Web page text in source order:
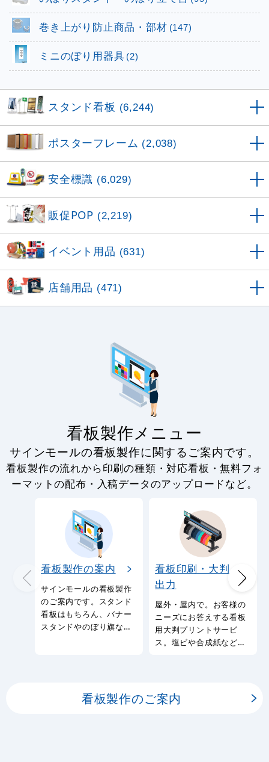
巻き上がり防止商品・部材 (147)
ミニのぼり用器具 (2)
スタンド看板 (6,244)
ポスターフレーム (2,038)
安全標識 (6,029)
販促POP (2,219)
イベント用品 (631)
店舗用品 (471)
看板製作メニュー
サインモールの看板製作に関するご案内です。
看板製作の流れから印刷の種類・対応看板・無料フォ
ーマットの配布・入稿データのアップロードなど。
看板製作の案内
サインモールの看板製作
のご案内です。スタンド
看板はもちろん、バナー
スタンドやのぼり旗など
看板印刷・大判
出力
屋外・屋内で。お客様の
ニーズにお答えする看板
用大判プリントサービ
ス。塩ビや合成紙など看
看板製作のご案内